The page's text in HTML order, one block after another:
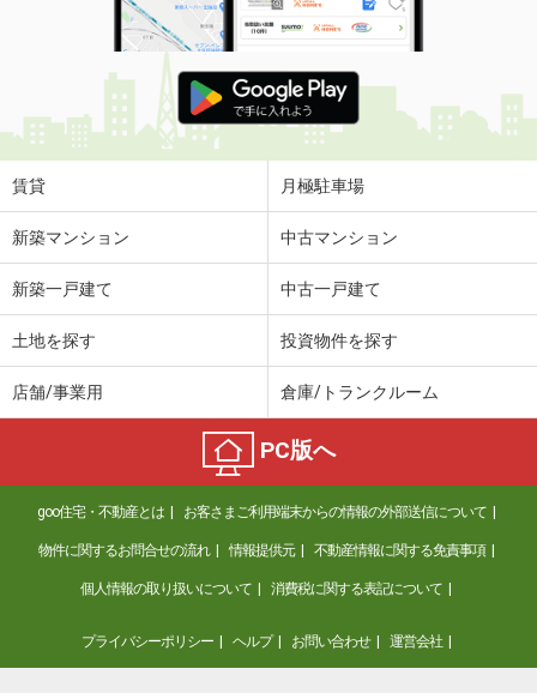
賃貸 月極駐車場
新築マンション 中古マンション
新築一戸建て 中古一戸建て
土地を探す 投資物件を探す
店舗/事業用 倉庫/トランクルーム
PC版へ
goo住宅・不動産とは お客さまご利用端末からの情報の外部送信について
物件に関するお問合せの流れ 情報提供元 不動産情報に関する免責事項
個人情報の取り扱いについて 消費税に関する表記について
プライバシーポリシー ヘルプ お問い合わせ 運営会社